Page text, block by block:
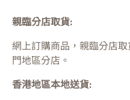
親臨分店取貨:
網上訂購商品，親臨分店
門地區分店。
香港地區本地送貨: